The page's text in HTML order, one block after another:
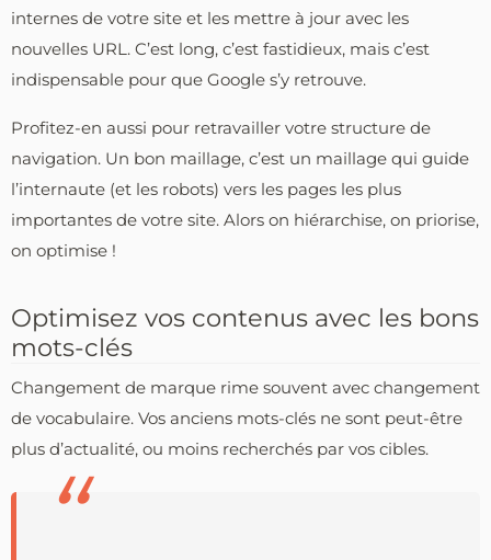
internes de votre site et les mettre à jour avec les
nouvelles URL. C’est long, c’est fastidieux, mais c’est
indispensable pour que Google s’y retrouve.
Profitez-en aussi pour retravailler votre structure de
navigation. Un bon maillage, c’est un maillage qui guide
l’internaute (et les robots) vers les pages les plus
importantes de votre site. Alors on hiérarchise, on priorise,
on optimise !
Optimisez vos contenus avec les bons
mots-clés
Changement de marque rime souvent avec changement
de vocabulaire. Vos anciens mots-clés ne sont peut-être
plus d’actualité, ou moins recherchés par vos cibles.